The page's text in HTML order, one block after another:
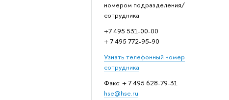
номером подразделения/
сотрудника:
+7 495 531-00-00
+ 7 495 772-95-90
Узнать телефонный номер
сотрудника
Факс: + 7 495 628-79-31
hse@hse.ru